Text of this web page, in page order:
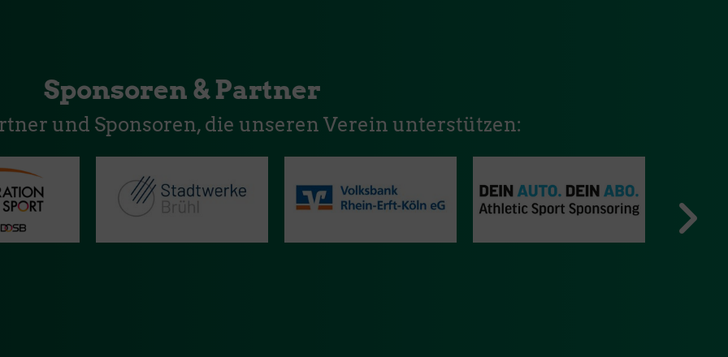
Sponsoren & Partner
und Sponsoren, die unseren Verein unterstützen: